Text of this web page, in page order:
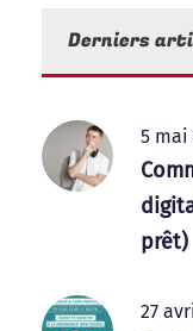
Derniers
5 mai
prêt)
27